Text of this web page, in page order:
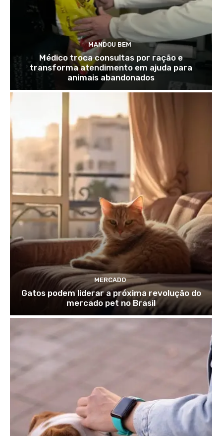
MANDOU BEM
Médico troca consultas por ração e
transforma atendimento em ajuda para
animais abandonados
MERCADO
Gatos podem liderar a próxima revolução do
mercado pet no Brasil